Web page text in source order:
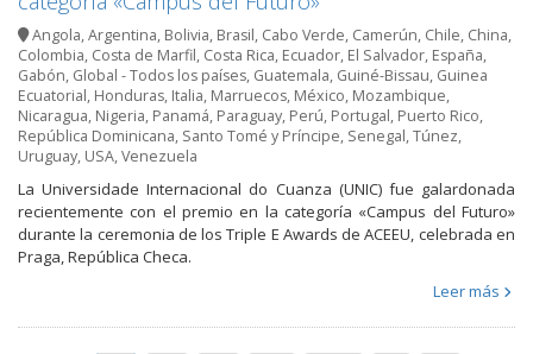
Angola,Argentina, Bolivia, Brasil, Cabo Verde, Camerún, Chile, China,
Colombia, Costa de Marfil, Costa Rica, Ecuador, El Salvador, España,
Gabón, Global - Todos los países, Guatemala, Guiné-Bissau, Guinea
Ecuatorial, Honduras, Italia, Marruecos, México, Mozambique,
Nicaragua, Nigeria, Panamá, Paraguay, Perú, Portugal, Puerto Rico,
República Dominicana, Santo Tomé y Príncipe, Senegal,Túnez,
Uruguay, USA,Venezuela
La Universidade Internacional do Cuanza (UNIC) fue galardonada
recientemente con el premio en la categoría «Campus del Futuro»
durante la ceremonia de los Triple E Awards de ACEEU, celebrada en
Praga, República Checa.
Leer más